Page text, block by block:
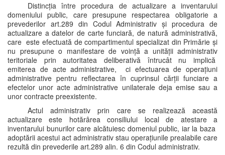
Distincția între procedura de actualizare a inventarului
domeniului public, care presupune respectarea obligatorie a
prevederilor art.289 din Codul Administrativ și procedura de
actualizare a datelor de carte funciară, de natură administrativă,
care este efectuată de compartimentul specializat din Primărie și
nu presupune o manifestare de voință a unității administrativ
teritoriale prin autoritatea deliberativă întrucât nu implică
emiterea de acte administrative, ci efectuarea de operațiuni
administrative pentru reflectarea în cuprinsul cărții funciare a
efectelor unor acte administrative unilaterale deja emise sau a
unor contracte preexistente.
Actul administrativ prin care se realizează această
actualizare este hotărârea consiliului local de atestare a
inventarului bunurilor care alcătuiesc domeniul public, iar la baza
adoptării acestui act administrativ stau operațiunile prealabile care
rezultă din prevederile art.289 alin. 6 din Codul administrativ.